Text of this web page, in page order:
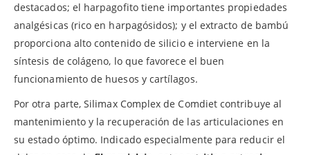
destacados; el harpagofito tiene importantes propiedades
analgésicas (rico en harpagósidos); y el extracto de bambú
proporciona alto contenido de silicio e interviene en la
síntesis de colágeno, lo que favorece el buen
funcionamiento de huesos y cartílagos.
Por otra parte, Silimax Complex de Comdiet contribuye al
mantenimiento y la recuperación de las articulaciones en
su estado óptimo. Indicado especialmente para reducir el